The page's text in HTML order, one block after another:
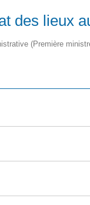
des lieux
(Première